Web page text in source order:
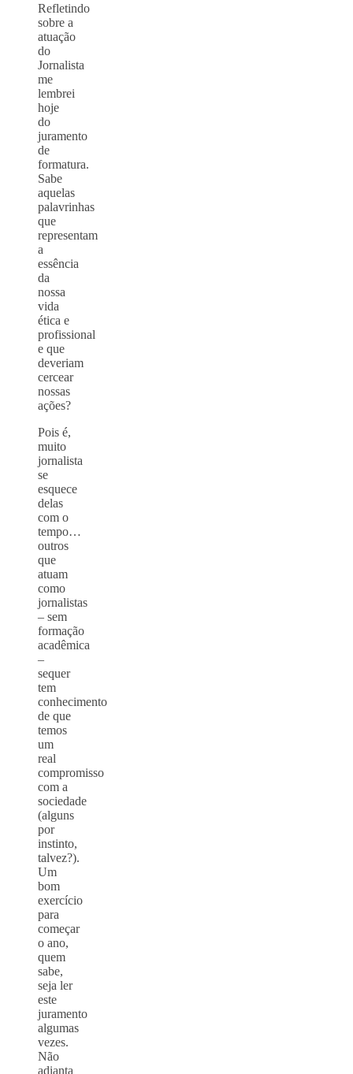
Refletindo
sobre a
atuação
do
Jornalista
me
lembrei
hoje
do
juramento
de
formatura.
Sabe
aquelas
palavrinhas
que
representam
a
essência
da
nossa
vida
ética e
profissional
e que
deveriam
cercear
nossas
ações?
Pois é,
muito
jornalista
se
esquece
delas
com o
tempo…
outros
que
atuam
como
jornalistas
– sem
formação
acadêmica
–
sequer
tem
conhecimento
de que
temos
um
real
compromisso
com a
sociedade
(alguns
por
instinto,
talvez?).
Um
bom
exercício
para
começar
o ano,
quem
sabe,
seja ler
este
juramento
algumas
vezes.
Não
adianta